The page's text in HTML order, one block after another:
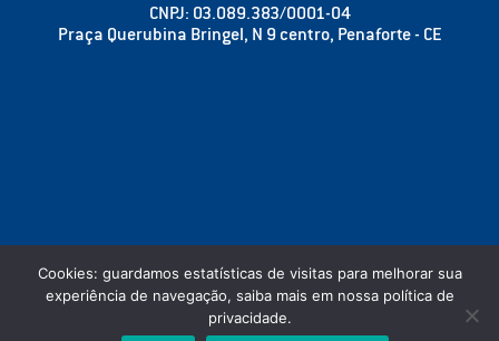
CNPJ: 03.089.383/0001-04
Praça Querubina Bringel, N 9 centro, Penaforte - CE
©2020 CÂMARA MUNICIPAL DE PENAFORTE - PODER LEGISLATIVO - TODOS OS
Cookies: guardamos estatísticas de visitas para melhorar sua
experiência de navegação, saiba mais em nossa política de
privacidade.